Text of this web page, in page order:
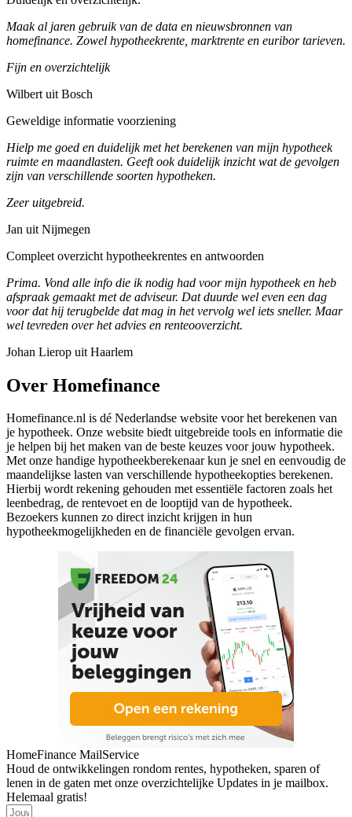
Maak al jaren gebruik van de data en nieuwsbronnen van
homefinance. Zowel hypotheekrente, marktrente en euribor tarieven.
Fijn en overzichtelijk
Wilbert uit Bosch
Geweldige informatie voorziening
Hielp me goed en duidelijk met het berekenen van mijn hypotheek
ruimte en maandlasten. Geeft ook duidelijk inzicht wat de gevolgen
zijn van verschillende soorten hypotheken.
Zeer uitgebreid.
Jan uit Nijmegen
Compleet overzicht hypotheekrentes en antwoorden
Prima. Vond alle info die ik nodig had voor mijn hypotheek en heb
afspraak gemaakt met de adviseur. Dat duurde wel even een dag
voor dat hij terugbelde dat mag in het vervolg wel iets sneller. Maar
wel tevreden over het advies en renteooverzicht.
Johan Lierop uit Haarlem
Over Homefinance
Homefinance.nl is dé Nederlandse website voor het berekenen van
je hypotheek. Onze website biedt uitgebreide tools en informatie die
je helpen bij het maken van de beste keuzes voor jouw hypotheek.
Met onze handige hypotheekberekenaar kun je snel en eenvoudig de
maandelijkse lasten van verschillende hypotheekopties berekenen.
Hierbij wordt rekening gehouden met essentiële factoren zoals het
leenbedrag, de rentevoet en de looptijd van de hypotheek.
Bezoekers kunnen zo direct inzicht krijgen in hun
hypotheekmogelijkheden en de financiële gevolgen ervan.
HomeFinance MailService
Houd de ontwikkelingen rondom rentes, hypotheken, sparen of
lenen in de gaten met onze overzichtelijke Updates in je mailbox.
Helemaal gratis!